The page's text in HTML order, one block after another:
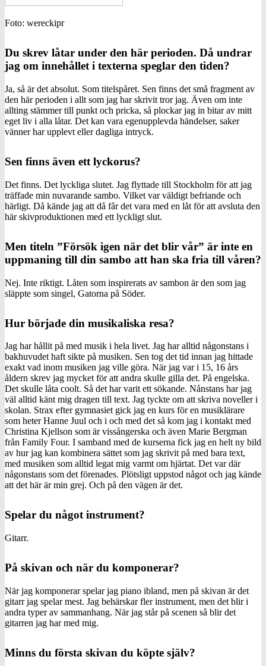
Foto: wereckipr
Du skrev låtar under den här perioden. Då undrar
jag om innehållet i texterna speglar den tiden?
Ja, så är det absolut. Som titelspåret. Sen finns det små fragment av
den här perioden i allt som jag har skrivit tror jag. Även om inte
allting stämmer till punkt och pricka, så plockar jag in bitar av mitt
eget liv i alla låtar. Det kan vara egenupplevda händelser, saker
vänner har upplevt eller dagliga intryck.
Sen finns även ett lyckorus?
Det finns. Det lyckliga slutet. Jag flyttade till Stockholm för att jag
träffade min nuvarande sambo. Vilket var väldigt befriande och
härligt. Då kände jag att då får det vara med en låt för att avsluta den
här skivproduktionen med ett lyckligt slut.
Men titeln ”Försök igen när det blir vår” är inte en
uppmaning till din sambo att han ska fria till våren?
Nej. Inte riktigt. Låten som inspirerats av sambon är den som jag
släppte som singel, Gatorna på Söder.
Hur började din musikaliska resa?
Jag har hållit på med musik i hela livet. Jag har alltid någonstans i
bakhuvudet haft sikte på musiken. Sen tog det tid innan jag hittade
exakt vad inom musiken jag ville göra. När jag var i 15, 16 års
åldern skrev jag mycket för att andra skulle gilla det. På engelska.
Det skulle låta coolt. Så det har varit ett sökande. Nånstans har jag
väl alltid känt mig dragen till text. Jag tyckte om att skriva noveller i
skolan. Strax efter gymnasiet gick jag en kurs för en musiklärare
som heter Hanne Juul och i och med det så kom jag i kontakt med
Christina Kjellson som är vissångerska och även Marie Bergman
från Family Four. I samband med de kurserna fick jag en helt ny bild
av hur jag kan kombinera sättet som jag skrivit på med bara text,
med musiken som alltid legat mig varmt om hjärtat. Det var där
någonstans som det förenades. Plötsligt uppstod något och jag kände
att det här är min grej. Och på den vägen är det.
Spelar du något instrument?
Gitarr.
På skivan och när du komponerar?
När jag komponerar spelar jag piano ibland, men på skivan är det
gitarr jag spelar mest. Jag behärskar fler instrument, men det blir i
andra typer av sammanhang. När jag står på scenen så blir det
gitarren jag har med mig.
Minns du första skivan du köpte själv?